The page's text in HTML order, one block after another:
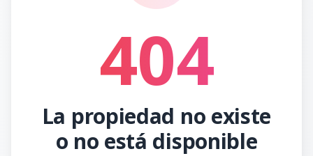
404
La propiedad no existe
o no está disponible